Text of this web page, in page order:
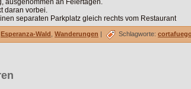
daran vorbei.
separaten Parkplatz gleich rechts vom Restaurant
Esperanza-Wald Wanderungen | Schlagworte: